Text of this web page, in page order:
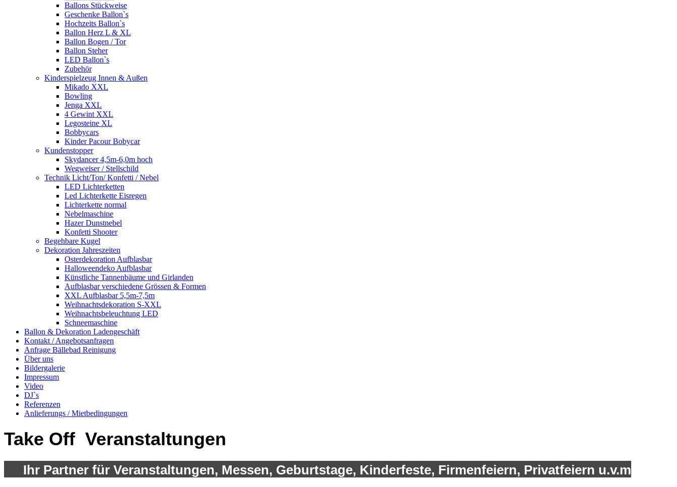
Ballons Stückweise
Geschenke Ballon`s
Hochzeits Ballon`s
Ballon Herz L & XL
Ballon Bogen / Tor
Ballon Steher
LED Ballon`s
Zubehör
Kinderspielzeug Innen & Außen
Mikado XXL
Bowling
Jenga XXL
4 Gewint XXL
Legosteine XL
Bobbycars
Kinder Pacour Bobycar
Kundenstopper
Skydancer 4,5m-6,0m hoch
Wegweiser / Stellschild
Technik Licht/Ton/ Konfetti / Nebel
LED Lichterketten
Led Lichterkette Eisregen
Lichterkette normal
Nebelmaschine
Hazer Dunstnebel
Konfetti Shooter
Begehbare Kugel
Dekoration Jahreszeiten
Osterdekoration Aufblasbar
Halloweendeko Aufblasbar
Künstliche Tannenbäume und Girlanden
Aufblasbar verschiedene Grössen & Formen
XXL Aufblasbar 5,5m-7,5m
Weihnachtsdekoration S-XXL
Weihnachtsbeleuchtung LED
Schneemaschine
Ballon & Dekoration Ladengeschäft
Kontakt / Angebotsanfragen
Anfrage Bällebad Reinigung
Über uns
Bildergalerie
Impressum
Video
DJ`s
Referenzen
Anlieferungs / Mietbedingungen
Take Off Veranstaltungen
Ihr Partner für Veranstaltungen, Messen, Geburtstage, Kinderfeste, Firmenfeiern, Privatfeiern u.v.m